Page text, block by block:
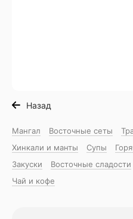
Назад
Мангал Восточные сеты
Хинкали и манты
Супы
Закуски
Восточные сладости
Чай и кофе